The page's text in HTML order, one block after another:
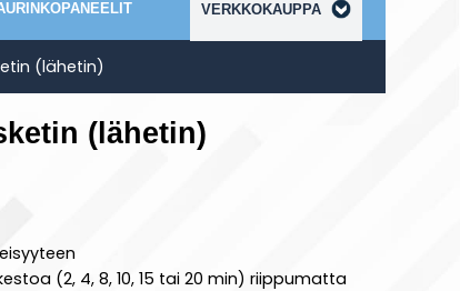
VERKKOKAUPPA
(lähetin)
(lähetin)
(2, 4, 8, 10, 15 tai 20 min) riippumatta